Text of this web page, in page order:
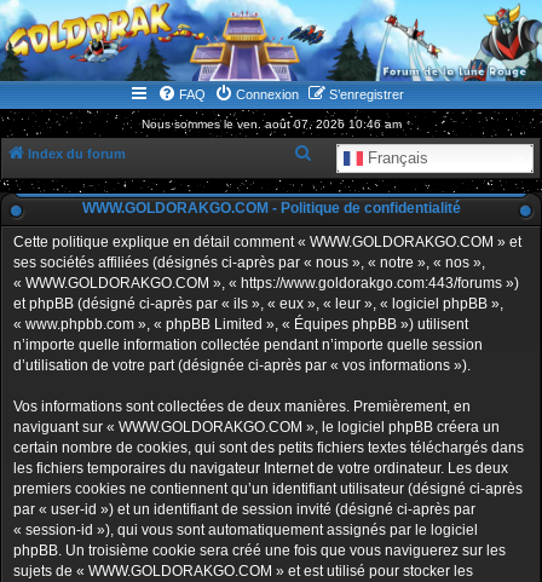
WWW.GOLDORAKGO.COM
le site de la Lune Rouge
FAQ Connexion S’enregistrer
Nous sommes le ven. août 07, 2026 10:46 am
Index du forum Français
e
c
h
e
c
r
WWW.GOLDORAKGO.COM - Politique de confidentialité
Cette politique explique en détail comment « WWW.GOLDORAKGO.COM » et
ses sociétés affiliées (désignés ci-après par « nous », « notre », « nos »,
« WWW.GOLDORAKGO.COM », « https://www.goldorakgo.com:443/forums »)
et phpBB (désigné ci-après par « ils », « eux », « leur », « logiciel phpBB »,
« www.phpbb.com », « phpBB Limited », « Équipes phpBB ») utilisent
n’importe quelle information collectée pendant n’importe quelle session
d’utilisation de votre part (désignée ci-après par « vos informations »).
Vos informations sont collectées de deux manières. Premièrement, en
naviguant sur « WWW.GOLDORAKGO.COM », le logiciel phpBB créera un
certain nombre de cookies, qui sont des petits fichiers textes téléchargés dans
les fichiers temporaires du navigateur Internet de votre ordinateur. Les deux
premiers cookies ne contiennent qu’un identifiant utilisateur (désigné ci-après
par « user-id ») et un identifiant de session invité (désigné ci-après par
« session-id »), qui vous sont automatiquement assignés par le logiciel
phpBB. Un troisième cookie sera créé une fois que vous naviguerez sur les
sujets de « WWW.GOLDORAKGO.COM » et est utilisé pour stocker les